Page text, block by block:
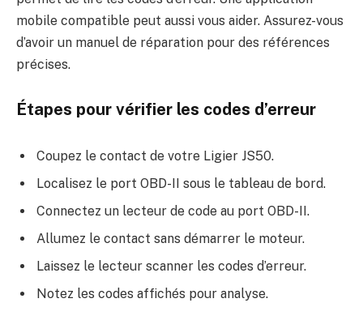
mobile compatible peut aussi vous aider. Assurez-vous
d’avoir un manuel de réparation pour des références
précises.
Étapes pour vérifier les codes d’erreur
Coupez le contact de votre Ligier JS50.
Localisez le port OBD-II sous le tableau de bord.
Connectez un lecteur de code au port OBD-II.
Allumez le contact sans démarrer le moteur.
Laissez le lecteur scanner les codes d’erreur.
Notez les codes affichés pour analyse.